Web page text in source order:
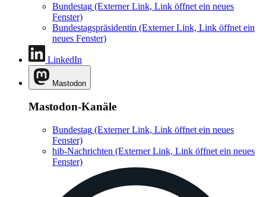
Bundestag (Externer Link, Link öffnet ein neues
Fenster)
Bundestagspräsidentin (Externer Link, Link öffnet ein
neues Fenster)
LinkedIn
Mastodon
Mastodon-Kanäle
Bundestag (Externer Link, Link öffnet ein neues
Fenster)
hib-Nachrichten (Externer Link, Link öffnet ein neues
Fenster)